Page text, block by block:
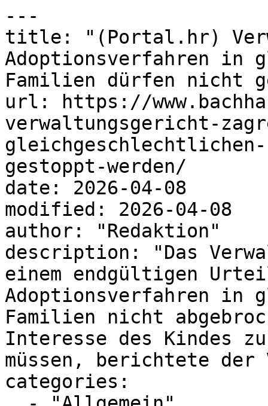
---
title: "(Portal.hr)
Adoptionsverfahren in
Familien dürfen nicht
url: https://
verwaltungsgericht-
gestoppt-werden/
date: 2026-04-08
modified: 2026-04-08
author: "Redaktion"
description: "Das
einem endgültigen
Adoptionsverfahren in
Familien nicht
Interesse des Kindes
müssen, berichtete
categories: